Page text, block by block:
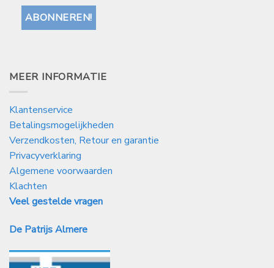
MEER INFORMATIE
Klantenservice
Betalingsmogelijkheden
Verzendkosten, Retour en garantie
Privacyverklaring
Algemene voorwaarden
Klachten
Veel gestelde vragen
De Patrijs Almere